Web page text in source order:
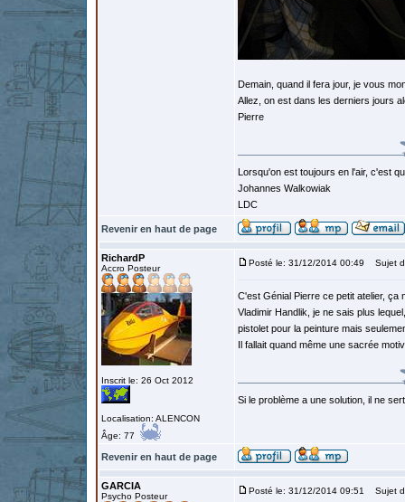
Demain, quand il fera jour, je vous
Allez, on est dans les derniers jours
Pierre
Lorsqu'on est toujours en l'air, c'est
Johannes Walkowiak
LDC
Revenir en haut de page
RichardP
Accro Posteur
Inscrit le: 26 Oct 2012
Localisation: ALENCON
Âge: 77
Posté le: 31/12/2014 00:49 Sujet
C'est Génial Pierre ce petit atelier, ça
Vladimir Handlik, je ne sais plus
pistolet pour la peinture mais
Il fallait quand même une sacrée
Si le problème a une solution, il ne
Revenir en haut de page
GARCIA
Psycho Posteur
Posté le: 31/12/2014 09:51 Sujet